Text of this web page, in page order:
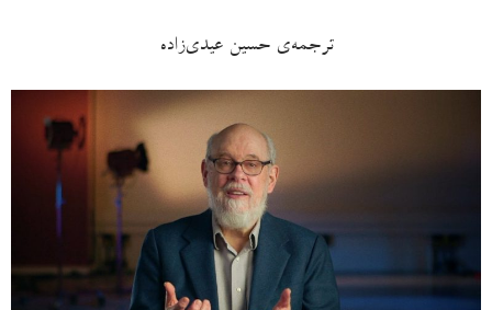
ترجمه‌ی حسین عیدی‌زاده